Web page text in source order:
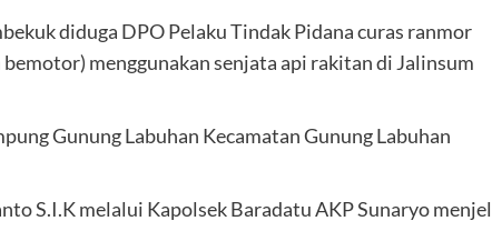
diduga DPO Pelaku Tindak Pidana curas ranmor
menggunakan senjata api rakitan di Jalinsum
Gunung Labuhan Kecamatan Gunung Labuhan
S.I.K melalui Kapolsek Baradatu AKP Sunaryo